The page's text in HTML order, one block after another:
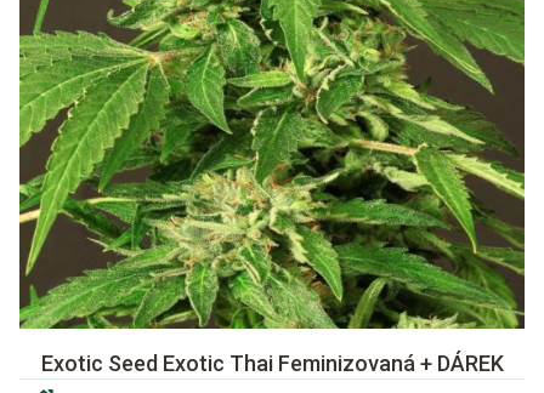
Exotic Seed Exotic Thai Feminizovaná + DÁREK